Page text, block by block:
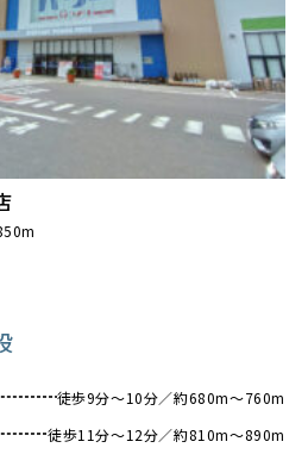
徒歩9分～10分／約680m～760m
徒歩11分～12分／約810m～890m